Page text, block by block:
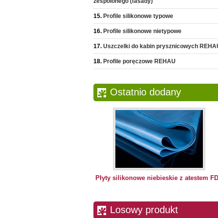
Profile silikonowe typowe
Profile silikonowe nietypowe
Uszczelki do kabin prysznicowych
Profile poręczowe REHAU
Ostatnio dodany
Płyty silikonowe niebieskie z atestem
Losowy produkt